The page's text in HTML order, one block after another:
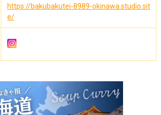
https://bakubakutei-8989-okinawa.studio.sit
e/